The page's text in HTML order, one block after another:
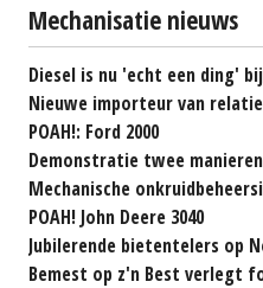
Mechanisatie nieuws
Diesel is nu 'echt een ding'
Nieuwe importeur van
POAH!: Ford 2000
Demonstratie twee
Mechanische
POAH! John Deere 3040
Jubilerende bietentelers op